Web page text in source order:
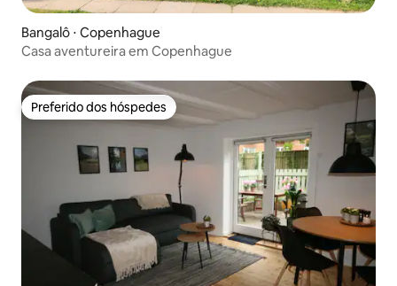
Bangalô ⋅ Copenhague
Casa aventureira em Copenhague
Preferido dos hóspedes
Preferido dos hóspedes